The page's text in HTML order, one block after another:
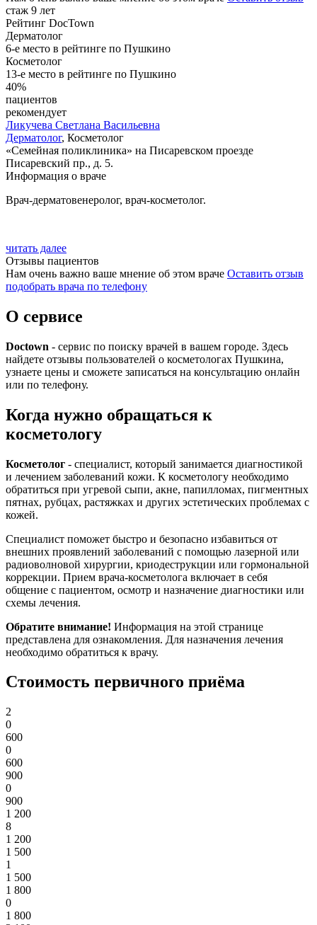
стаж 9 лет
Рейтинг DocTown
Дерматолог
6-е место в рейтинге по Пушкино
Косметолог
13-е место в рейтинге по Пушкино
40%
пациентов
рекомендует
Ликучева Светлана Васильевна
Дерматолог, Косметолог
«Семейная поликлиника» на Писаревском проезде
Писаревский пр., д. 5.
Информация о враче
Врач-дерматовенеролог, врач-косметолог.
читать далее
Отзывы пациентов
Нам очень важно ваше мнение об этом враче Оставить отзыв
подобрать врача по телефону
О сервисе
Doctown - сервис по поиску врачей в вашем городе. Здесь
найдете отзывы пользователей о косметологах Пушкина,
узнаете цены и сможете записаться на консультацию онлайн
или по телефону.
Когда нужно обращаться к
косметологу
Косметолог - специалист, который занимается диагностикой
и лечением заболеваний кожи. К косметологу необходимо
обратиться при угревой сыпи, акне, папилломах, пигментных
пятнах, рубцах, растяжках и других эстетических проблемах с
кожей.
Специалист поможет быстро и безопасно избавиться от
внешних проявлений заболеваний с помощью лазерной или
радиоволновой хирургии, криодеструкции или гормональной
коррекции. Прием врача-косметолога включает в себя
общение с пациентом, осмотр и назначение диагностики или
схемы лечения.
Обратите внимание! Информация на этой странице
представлена для ознакомления. Для назначения лечения
необходимо обратиться к врачу.
Стоимость первичного приёма
2
0
600
0
600
900
0
900
1 200
8
1 200
1 500
1
1 500
1 800
0
1 800